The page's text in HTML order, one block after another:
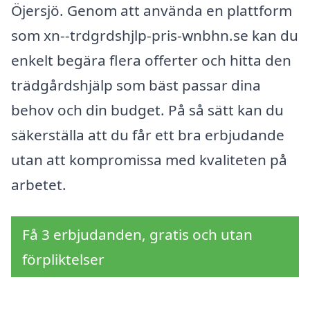
Öjersjö. Genom att använda en plattform
som xn--trdgrdshjlp-pris-wnbhn.se kan du
enkelt begära flera offerter och hitta den
trädgårdshjälp som bäst passar dina
behov och din budget. På så sätt kan du
säkerställa att du får ett bra erbjudande
utan att kompromissa med kvaliteten på
arbetet.
Få 3 erbjudanden, gratis och utan
förpliktelser